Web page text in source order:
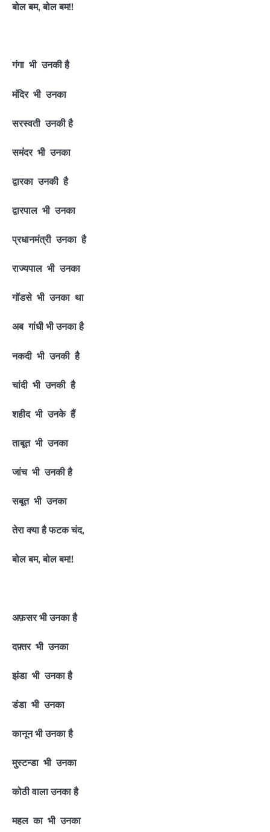
बोल बम, बोल बम!!
गंगा भी उनकी है
मंदिर भी उनका
सरस्वती उनकी है
समंदर भी उनका
द्वारका उनकी है
द्वारपाल भी उनका
प्रधानमंत्री उनका है
राज्यपाल भी उनका
गॉडसे भी उनका था
अब गांधी भी उनका है
नकदी भी उनकी है
चांदी भी उनकी है
शहीद भी उनके हैं
ताबूत भी उनका
जांच भी उनकी है
सबूत भी उनका
तेरा क्या है फटक चंद,
बोल बम, बोल बम!!
अफ़सर भी उनका है
दफ़्तर भी उनका
झंडा भी उनका है
डंडा भी उनका
कानून भी उनका है
मुस्टन्डा भी उनका
कोठी वाला उनका है
महल का भी उनका